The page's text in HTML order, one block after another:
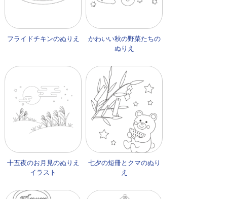
フライドチキンのぬりえ
かわいい秋の野菜たちの
ぬりえ
十五夜のお月見のぬりえ
イラスト
七夕の短冊とクマのぬり
え